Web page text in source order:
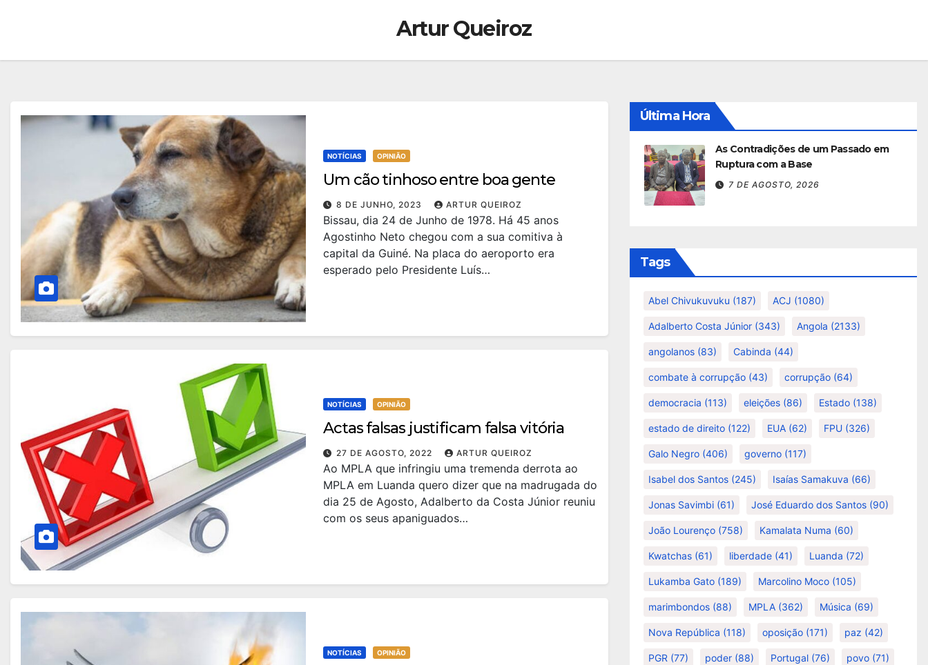
Artur Queiroz
NOTÍCIAS OPINIÃO
Um cão tinhoso entre boa gente
8 DE JUNHO, 2023 ARTUR QUEIROZ
Bissau, dia 24 de Junho de 1978. Há 45 anos
Agostinho Neto chegou com a sua comitiva à
capital da Guiné. Na placa do aeroporto era
esperado pelo Presidente Luís…
NOTÍCIAS OPINIÃO
Actas falsas justificam falsa vitória
27 DE AGOSTO, 2022 ARTUR QUEIROZ
Ao MPLA que infringiu uma tremenda derrota ao
MPLA em Luanda quero dizer que na madrugada do
dia 25 de Agosto, Adalberto da Costa Júnior reuniu
com os seus apaniguados…
NOTÍCIAS OPINIÃO
Última Hora
As Contradições de um Passado em
Ruptura com a Base
7 DE AGOSTO, 2026
Tags
Abel Chivukuvuku (187) ACJ (1080)
Adalberto Costa Júnior (343) Angola (2133)
angolanos (83) Cabinda (44)
combate à corrupção (43) corrupção (64)
democracia (113) eleições (86) Estado (138)
estado de direito (122) EUA (62) FPU (326)
Galo Negro (406) governo (117)
Isabel dos Santos (245) Isaías Samakuva (66)
Jonas Savimbi (61) José Eduardo dos Santos (90)
João Lourenço (758) Kamalata Numa (60)
Kwatchas (61) liberdade (41) Luanda (72)
Lukamba Gato (189) Marcolino Moco (105)
marimbondos (88) MPLA (362) Música (69)
Nova República (118) oposição (171) paz (42)
PGR (77) poder (88) Portugal (76) povo (71)